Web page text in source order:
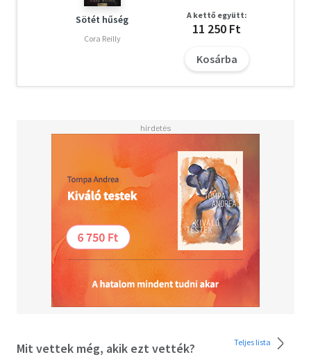
Fegyelmezett. Intelligens. Ambiciózus.
megtalálja a hangot még a nehezebb ügyfelekkel is. De
ugyan, de soha nem fog beleszeretni… bármennyire is
higgadtsága a bulizós álarc alatt. Mert Xavier számára
csakis egy ügyfél lehet. Nem igaz?
Vajon Xavier és Sloane képesek kitörni a szívüket is uraló
szerepeikből, vagy a szenvedélyes kapcsolatuk feléget
mindent, ami fontos számukra?
Olvasd el mások véleményét is!
Sötét hűség
Cora Reilly
A kettő együtt:
11 250 Ft
Kosárba
Mit vettek még, akik ezt vették? Teljes lista